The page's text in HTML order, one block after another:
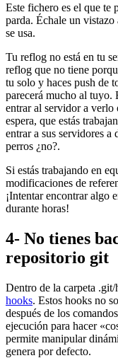
Este fichero es el que te
parda. Échale un vistazo
se usa.
Tu reflog no está en tu
reflog que no tiene
tu solo y haces push de
parecerá mucho al tuyo.
entrar al servidor a
espera, que estás
entrar a sus servidores a
perros ¿no?.
Si estás trabajando en
modificaciones de
¡Intentar encontrar algo
durante horas!
4- No tienes
repositorio git
Dentro de la carpeta
hooks. Estos hooks no
después de los
ejecución para hacer
permite manipular
genera por defecto.